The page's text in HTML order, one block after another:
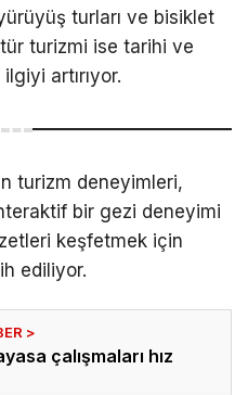
turları ve bisiklet
turizmi ise tarihi ve
artırıyor.
turizm deneyimleri,
bir gezi deneyimi
keşfetmek için
ediliyor.
çalışmaları hız